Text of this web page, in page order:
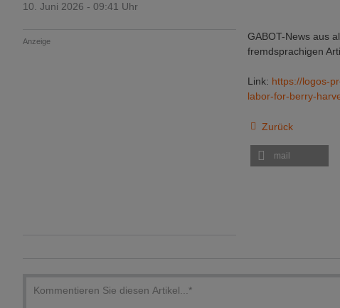
10. Juni 2026 - 09:41 Uhr
Anzeige
GABOT-News aus
fremdsprachigen
Link: https://logos-
labor-for-berry-
Zurück
mail